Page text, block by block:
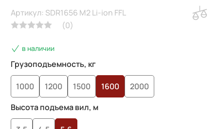
(0)
Артикул: SDR1656 M2 Li-ion FFL
в наличии
Грузоподъемность, кг
1000 1200 1500 1600
2000
Высота подъема вил, м